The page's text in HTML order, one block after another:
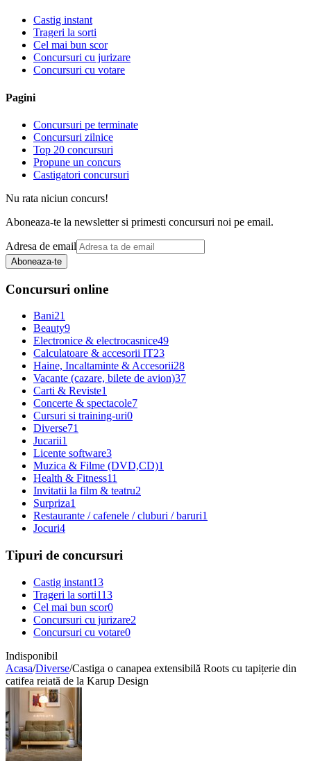
Castig instant
Trageri la sorti
Cel mai bun scor
Concursuri cu jurizare
Concursuri cu votare
Pagini
Concursuri pe terminate
Concursuri zilnice
Top 20 concursuri
Propune un concurs
Castigatori concursuri
Nu rata niciun concurs!
Aboneaza-te la newsletter si primesti concursuri noi pe email.
Adresa de email
Aboneaza-te
Concursuri online
Bani21
Beauty9
Electronice & electrocasnice49
Calculatoare & accesorii IT23
Haine, Incaltaminte & Accesorii28
Vacante (cazare, bilete de avion)37
Carti & Reviste1
Concerte & spectacole7
Cursuri si training-uri0
Diverse71
Jucarii1
Licente software3
Muzica & Filme (DVD,CD)1
Health & Fitness11
Invitatii la film & teatru2
Surpriza1
Restaurante / cafenele / cluburi / baruri1
Jocuri4
Tipuri de concursuri
Castig instant13
Trageri la sorti113
Cel mai bun scor0
Concursuri cu jurizare2
Concursuri cu votare0
Indisponibil
Acasa/Diverse/Castiga o canapea extensibilă Roots cu tapițerie din
catifea reiată de la Karup Design